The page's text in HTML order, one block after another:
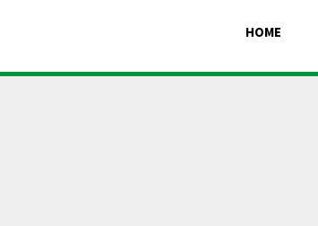
HOME